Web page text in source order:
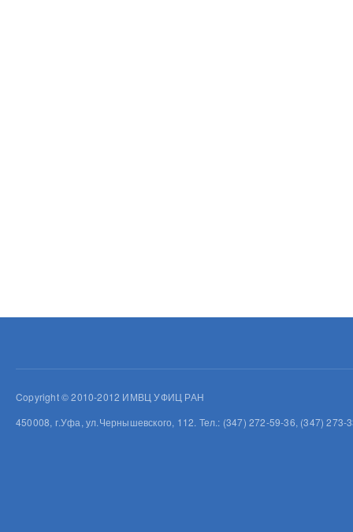
Copyright © 2010-2012 ИМВЦ УФИЦ РАН
450008, г.Уфа, ул.Чернышевского, 112. Тел.: (347) 272-59-36, (347)